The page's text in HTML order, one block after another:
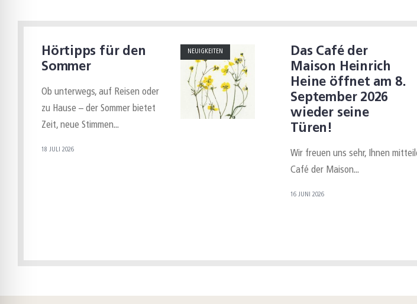
NEUIGKEITEN
Hörtipps für den
Sommer
Ob unterwegs, auf Reisen oder
zu Hause – der Sommer bietet
Zeit, neue Stimmen...
18 JULI 2026
Das Café der
Maison Heinrich
Heine öffnet am 8.
September 2026
wieder seine
Türen!
Wir freuen uns sehr, Ihnen
Café der Maison...
16 JUNI 2026